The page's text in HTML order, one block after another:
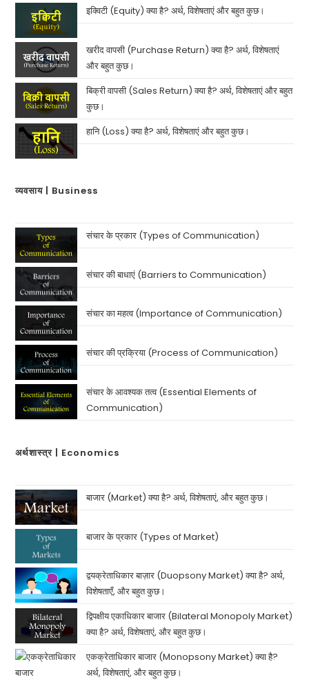
इक्विटी (Equity) क्या है? अर्थ, विशेषताएं और बहुत कुछ।
खरीद वापसी (Purchase Return) क्या है? अर्थ, विशेषताएं
और बहुत कुछ।
बिक्री वापसी (Sales Return) क्या है? अर्थ, विशेषताएं और बहुत
कुछ।
हानि (Loss) क्या है? अर्थ, विशेषताएं और बहुत कुछ।
व्यवसाय | Business
संचार के प्रकार (Types of Communication)
संचार की बाधाएं (Barriers to Communication)
संचार का महत्व (Importance of Communication)
संचार की प्रक्रिया (Process of Communication)
संचार के आवश्यक तत्व (Essential Elements of
Communication)
अर्थशास्त्र | Economics
बाजार (Market) क्या है? अर्थ, विशेषताएं, और बहुत कुछ।
बाजार के प्रकार (Types of Market)
द्वयक्रेताधिकार बाज़ार (Duopsony Market) क्या है? अर्थ,
विशेषताएँ, और बहुत कुछ।
द्विपक्षीय एकाधिकार बाजार (Bilateral Monopoly Market)
क्या है? अर्थ, विशेषताएं, और बहुत कुछ।
एकक्रेताधिकार बाजार (Monopsony Market) क्या है?
अर्थ, विशेषताएं, और बहुत कुछ।